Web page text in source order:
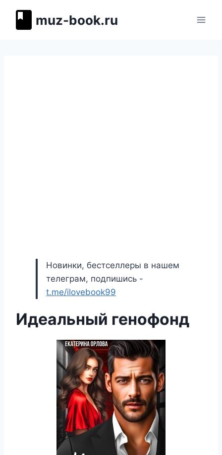
muz-book.ru
Новинки, бестселлеры в нашем
телеграм, подпишись -
t.me/ilovebook99
Идеальный генофонд